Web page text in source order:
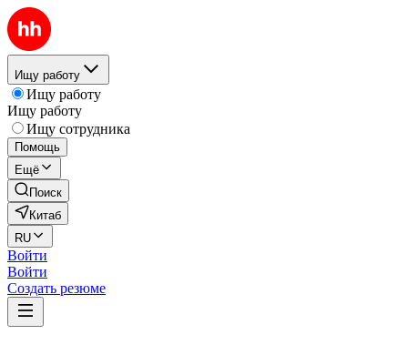
Ищу работу
Ищу работу
Ищу работу
Ищу сотрудника
Помощь
Ещё
Поиск
Китаб
RU
Войти
Войти
Создать резюме